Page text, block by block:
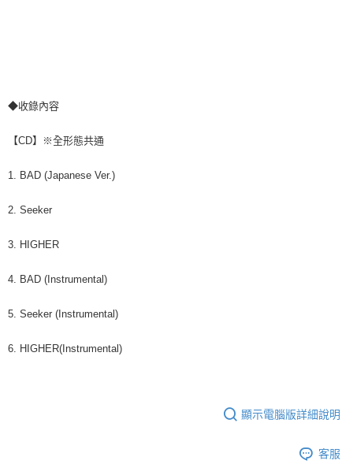
◆收錄內容
【CD】※全形態共通
1. BAD (Japanese Ver.)
2. Seeker
3. HIGHER
4. BAD (Instrumental)
5. Seeker (Instrumental)
6. HIGHER(Instrumental)
顯示電腦版詳細說明
客服